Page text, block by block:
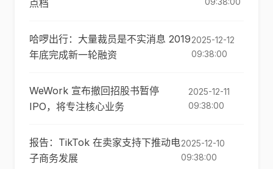
点档
哈啰出行：大量裁员是不实消息 2019
年底完成新一轮融资
2025-12-12
09:38:00
WeWork 宣布撤回招股书暂停
IPO，将专注核心业务
2025-12-11
09:38:00
报告：TikTok 在卖家支持下推动电
子商务发展
2025-12-10
09:38:00